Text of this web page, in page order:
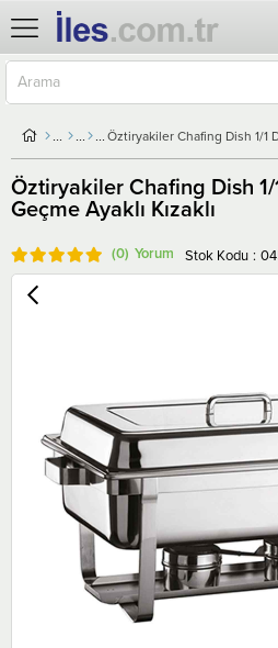
Öztiryakiler Chafing Dish 1/
Geçme Ayaklı Kızaklı
(0) Stok Kodu